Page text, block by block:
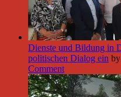
Dienste und Bildung in
politischen Dialog ein by
Comment